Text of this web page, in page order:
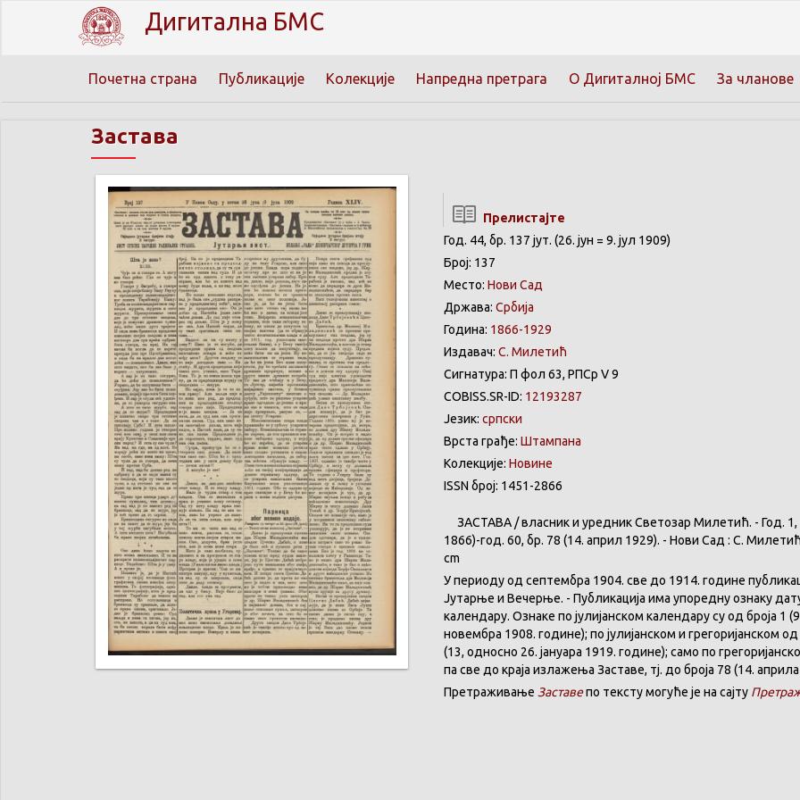
Дигитална БМС
Почетна страна Публикације Колекције Напредна претрага О Дигиталној БМС За чланове
Застава
Прелистајте
Год. 44, бр. 137 јут. (26. јун = 9. јул 1909)
Број: 137
Место: Нови Сад
Држава: Србија
Година: 1866-1929
Издавач: С. Милетић
Сигнатура: П фол 63, РПСр V 9
COBISS.SR-ID: 12193287
Језик: српски
Врста грађе: Штампана
Колекције: Новине
ISSN број: 1451-2866
ЗАСТАВА /власники уредникСветозар Милетић. - Год. 1,
1866)-год. 60, бр. 78 (14. април 1929). - Нови Сад : С.
cm
Упериодуод септембра 1904. све до 1914. године
Јутарње и Вечерње. - Публикација има упореднуознаку
календару. Ознаке по јулијанском календару су од броја 1
новембра 1908. године); по јулијанском и грегоријанском
(13, односно 26. јануара 1919. године); само по
па све до краја излажења Заставе, тј. до броја 78 (14.
Претраживање Заставепо тексту могуће је на сајту